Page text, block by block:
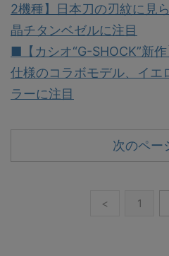
2機種】日本刀の刃紋に見
晶チタンベゼルに注目
■【カシオ“G-SHOCK”新
仕様のコラボモデル、イエ
ラーに注目
次のペー
< 1